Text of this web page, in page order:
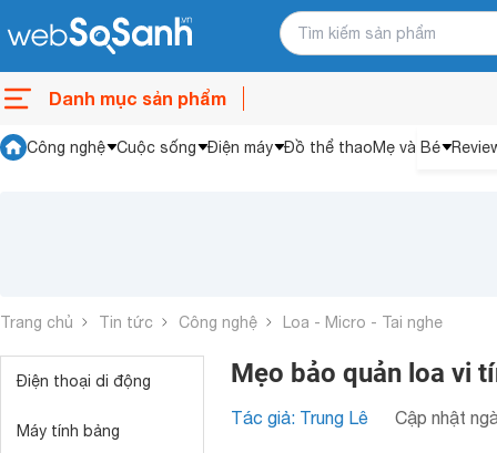
Danh mục sản phẩm
Công nghệ Cuộc sống Điện máy Đồ thể thaoMẹ và Bé
Trang chủ Tin tức Công nghệ Loa - Micro - Tai nghe
Điện thoại di động
Máy tính bảng
Mẹo bảo quản loa vi
Tác giả: Trung Lê Cập nhật